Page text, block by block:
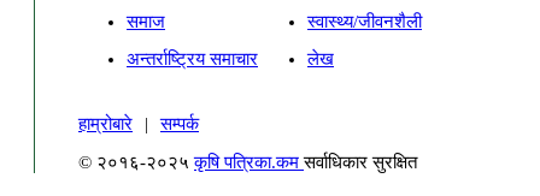
समाज
स्वास्थ्य/जीवनशैली
अन्तर्राष्ट्रिय समाचार
लेख
हाम्रोबारे |
सम्पर्क
© २०१६-२०२५कृषि पत्रिका.कमसर्वाधिकार सुरक्षित